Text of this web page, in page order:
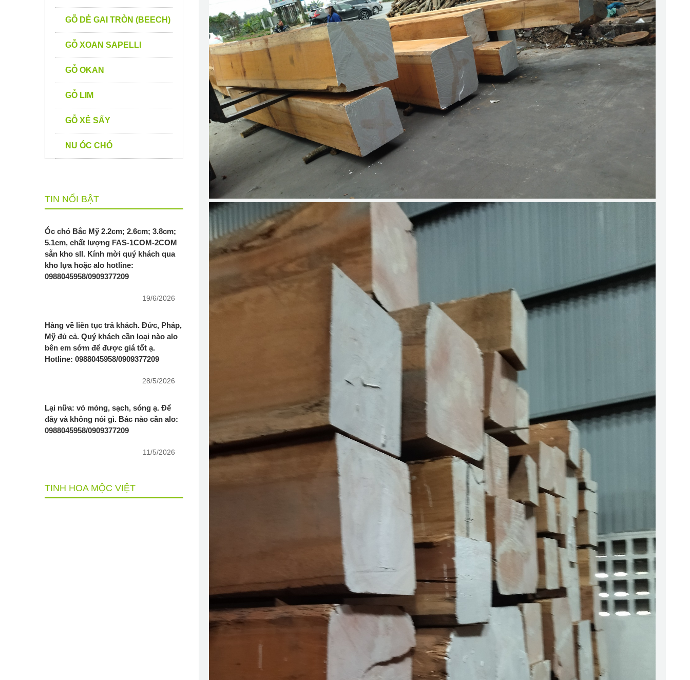
GỖ DẺ GAI TRÒN (BEECH)
GỖ XOAN SAPELLI
GỖ OKAN
GỖ LIM
GỖ XẺ SẤY
NU ÓC CHÓ
TIN NỔI BẬT
Óc chó Bắc Mỹ 2.2cm; 2.6cm; 3.8cm;
5.1cm, chất lượng FAS-1COM-2COM
sẵn kho sll. Kính mời quý khách qua
kho lựa hoặc alo hotline:
0988045958/0909377209
19/6/2026
Hàng về liên tục trả khách. Đức, Pháp,
Mỹ đủ cả. Quý khách cần loại nào alo
bên em sớm để được giá tốt ạ.
Hotline: 0988045958/0909377209
28/5/2026
Lại nữa: vỏ mỏng, sạch, sóng ạ. Để
đây và không nói gì. Bác nào cần alo:
0988045958/0909377209
11/5/2026
TINH HOA MỘC VIỆT